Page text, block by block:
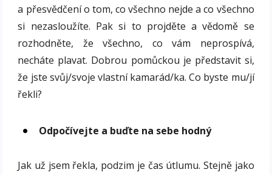
a přesvědčení o tom, co všechno nejde a co všechno
si nezasloužíte. Pak si to projděte a vědomě se
rozhodněte, že všechno, co vám neprospívá,
necháte plavat. Dobrou pomůckou je představit si,
že jste svůj/svoje vlastní kamarád/ka. Co byste mu/jí
řekli?
Odpočívejte a buďte na sebe hodný
Jak už jsem řekla, podzim je čas útlumu. Stejně jako